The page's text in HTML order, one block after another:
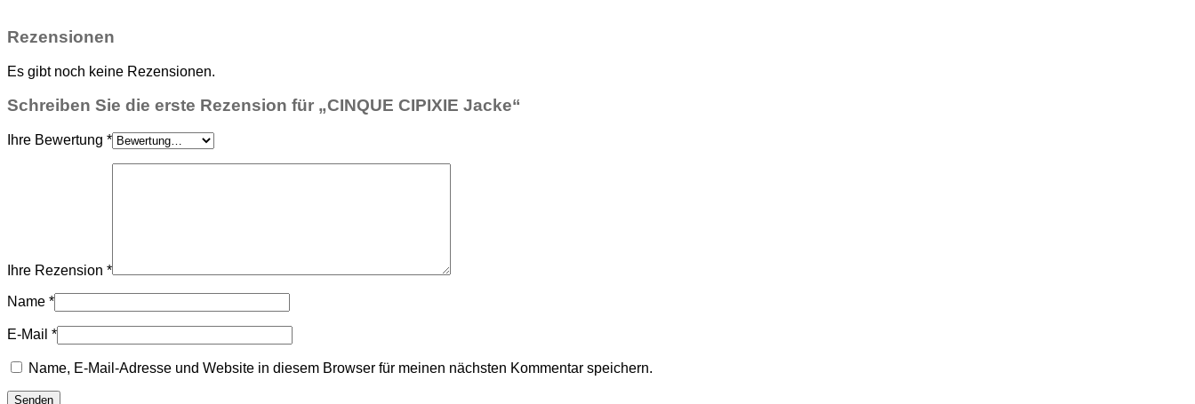
Rezensionen
Es gibt noch keine Rezensionen.
Schreiben Sie die erste Rezension für „CINQUE CIPIXIE Jacke“
Ihre Bewertung *
Ihre Rezension *
Name *
E-Mail *
Name, E-Mail-Adresse und Website in diesem Browser für meinen nächsten Kommentar speichern.